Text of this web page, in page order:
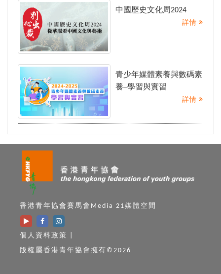
中國歷史文化周2024
詳情
青少年媒體素養與數碼素
養─學習與實習
詳情
香港青年協會賽馬會Media 21媒體空間
個人資料政策
版權屬香港青年協會擁有©2026